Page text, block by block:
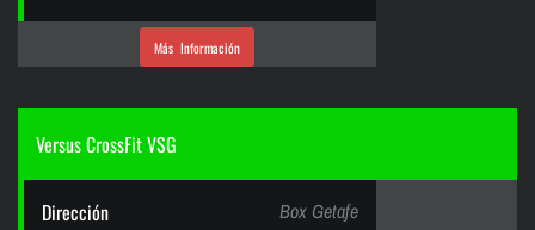
Más Información
Versus CrossFit VSG
Dirección
Box Getafe